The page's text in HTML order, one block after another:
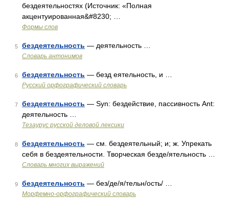
бездеятельностях (Источник: «Полная
акцентуированная&#8230; …
Формы слов
5 бездеятельность — деятельность …
Словарь антонимов
6 бездеятельность — безд еятельность, и …
Русский орфографический словарь
7 бездеятельность — Syn: бездействие, пассивность Ant:
деятельность …
Тезаурус русской деловой лексики
8 бездеятельность — см. бездеятельный; и; ж. Упрекать
себя в бездеятельности. Творческая безде/ятельность …
Словарь многих выражений
9 бездеятельность — без/де/я/тельн/ость/ …
Морфемно-орфографический словарь